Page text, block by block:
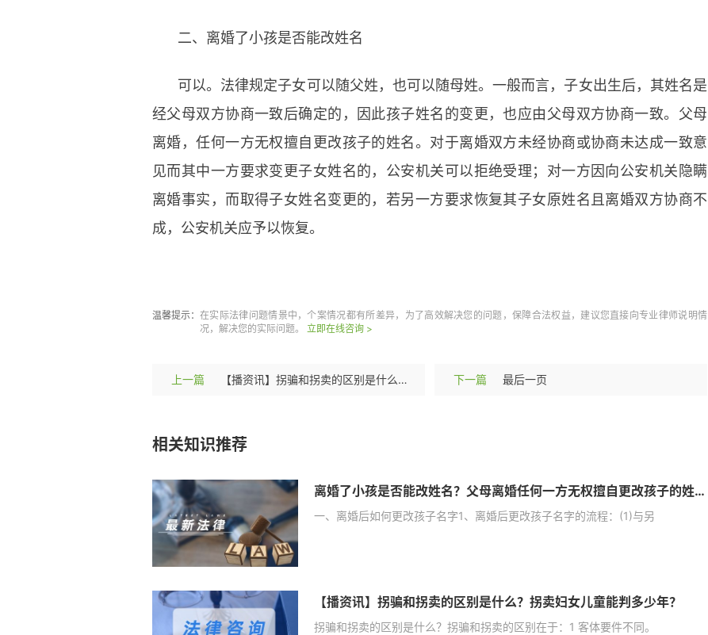
二、离婚了小孩是否能改姓名
可以。法律规定子女可以随父姓，也可以随母姓。一般而言，子女出生后，其姓名是
经父母双方协商一致后确定的，因此孩子姓名的变更，也应由父母双方协商一致。父母
离婚，任何一方无权擅自更改孩子的姓名。对于离婚双方未经协商或协商未达成一致意
见而其中一方要求变更子女姓名的，公安机关可以拒绝受理；对一方因向公安机关隐瞒
离婚事实，而取得子女姓名变更的，若另一方要求恢复其子女原姓名且离婚双方协商不
成，公安机关应予以恢复。
温馨提示： 在实际法律问题情景中，个案情况都有所差异，为了高效解决您的问题，保障合法权益，建议您直接向专业律师说明情
况，解决您的实际问题。 立即在线咨询 >
上一篇 【播资讯】拐骗和拐卖的区别是什么？拐卖妇女儿童能判多少年？ 下一篇 最后一页
相关知识推荐
离婚了小孩是否能改姓名？父母离婚任何一方无权擅自更改孩子的姓名吗？ 每日快看
一、离婚后如何更改孩子名字1、离婚后更改孩子名字的流程：(1)与另
【播资讯】拐骗和拐卖的区别是什么？拐卖妇女儿童能判多少年？
拐骗和拐卖的区别是什么？拐骗和拐卖的区别在于：1 客体要件不同。